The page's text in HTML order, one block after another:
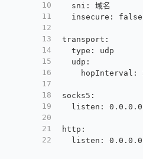
10
11
12
13
14
15
16
17
18
19
20
21
22
  sni: 域名
  insecure: false
transport:
  type: udp
  udp:
hopInterval:
socks5:
listen:
http:
listen: